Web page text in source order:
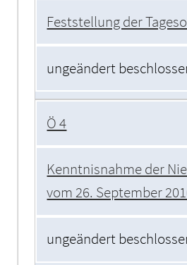
Feststellung der
ungeändert
Ö 4
Kenntnisnahme der
vom 26. September
ungeändert